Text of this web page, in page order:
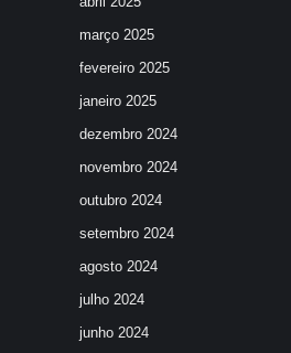
março 2025
fevereiro 2025
janeiro 2025
dezembro 2024
novembro 2024
outubro 2024
setembro 2024
agosto 2024
julho 2024
junho 2024